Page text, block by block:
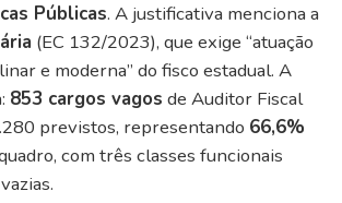
Públicas. A justificativa menciona a
(EC 132/2023), que exige “atuação
e moderna” do fisco estadual. A
853 cargos vagos de Auditor Fiscal
previstos, representando 66,6%
com três classes funcionais